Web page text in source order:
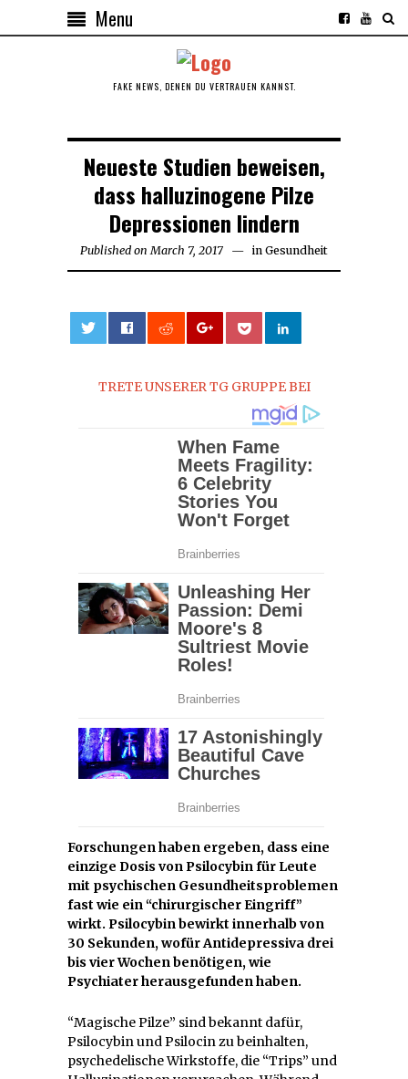
Menu
FAKE NEWS, DENEN DU VERTRAUEN KANNST.
Neueste Studien beweisen,
dass halluzinogene Pilze
Depressionen lindern
Published on March 7, 2017 Marchin Gesundheit
TRETE UNSERER TG GRUPPE BEI
Forschungen haben ergeben, dass eine
einzige Dosis von Psilocybin für Leute
mit psychischen Gesundheitsproblemen
fast wie ein “chirurgischer Eingriff”
wirkt. Psilocybin bewirkt innerhalb von
30 Sekunden, wofür Antidepressiva drei
bis vier Wochen benötigen, wie
Psychiater herausgefunden haben.
“Magische Pilze” sind bekannt dafür,
Psilocybin und Psilocin zu beinhalten,
psychedelische Wirkstoffe, die “Trips” und